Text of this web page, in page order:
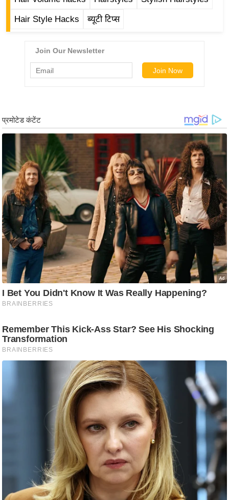
बॉ
ली
फि
ल्म
क्षा
B
r
e
a
k
i
n
g
N
e
s
ला
इ
टी
Hair Style Hacks ब्यूटी टिप्स